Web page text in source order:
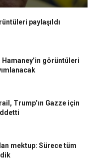
paylaşıldı
görüntüleri
Trump’ın Gazze için
mektup: Sürece tüm